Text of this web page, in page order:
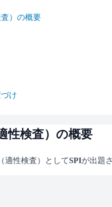
）の概要
け
性検査）の概要
適性検査）としてSPIが出題